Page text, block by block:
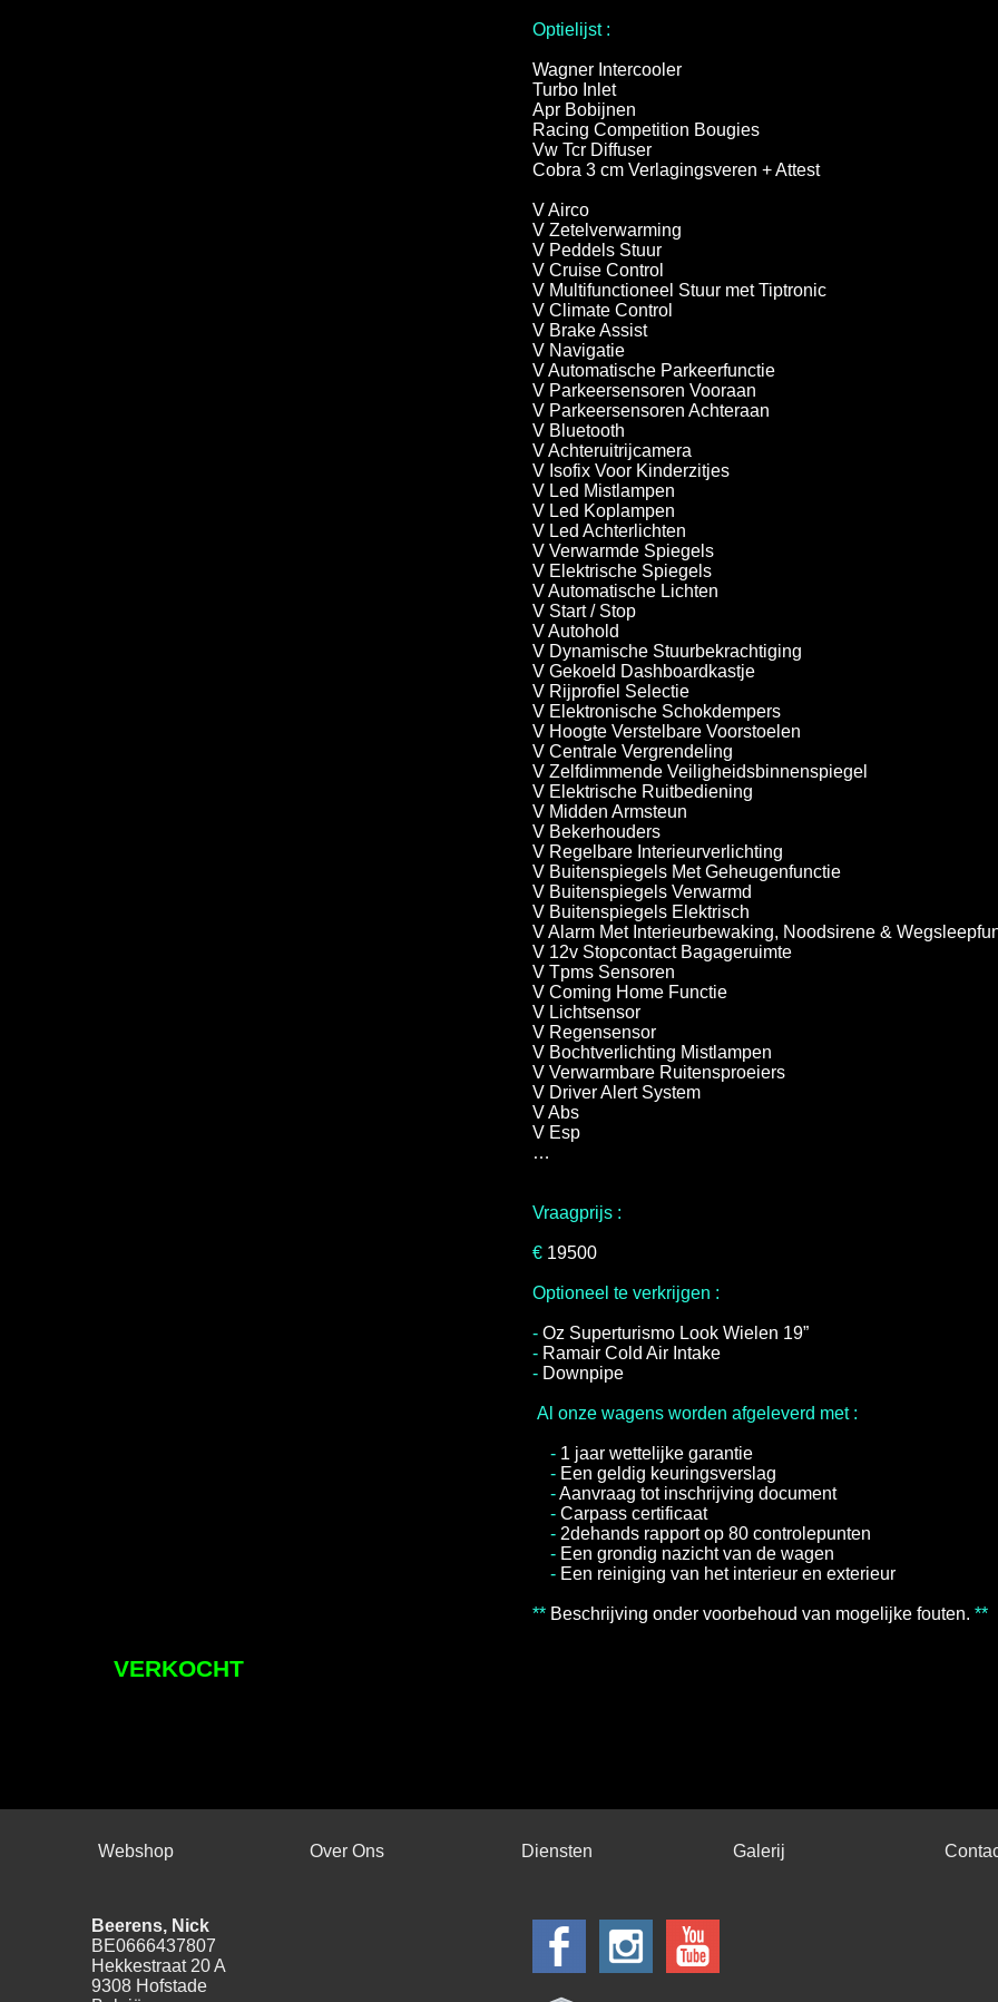
Optielijst :
Wagner Intercooler
Turbo Inlet
Apr Bobijnen
Racing Competition Bougies
Vw Tcr Diffuser
Cobra 3 cm Verlagingsveren + Attest
V Airco
V Zetelverwarming
V Peddels Stuur
V Cruise Control
V Multifunctioneel Stuur met Tiptronic
V Climate Control
V Brake Assist
V Navigatie
V Automatische Parkeerfunctie
V Parkeersensoren Vooraan
V Parkeersensoren Achteraan
V Bluetooth
V Achteruitrijcamera
V Isofix Voor Kinderzitjes
V Led Mistlampen
V Led Koplampen
V Led Achterlichten
V Verwarmde Spiegels
V Elektrische Spiegels
V Automatische Lichten
V Start / Stop
V Autohold
V Dynamische Stuurbekrachtiging
V Gekoeld Dashboardkastje
V Rijprofiel Selectie
V Elektronische Schokdempers
V Hoogte Verstelbare Voorstoelen
V Centrale Vergrendeling
V Zelfdimmende Veiligheidsbinnenspiegel
V Elektrische Ruitbediening
V Midden Armsteun
V Bekerhouders
V Regelbare Interieurverlichting
V Buitenspiegels Met Geheugenfunctie
V Buitenspiegels Verwarmd
V Buitenspiegels Elektrisch
V Alarm Met Interieurbewaking, Noodsirene &
V 12v Stopcontact Bagageruimte
V Tpms Sensoren
V Coming Home Functie
V Lichtsensor
V Regensensor
V Bochtverlichting Mistlampen
V Verwarmbare Ruitensproeiers
V Driver Alert System
V Abs
V Esp
…
Vraagprijs :
€19500
Optioneel te verkrijgen :
-Oz Superturismo Look Wielen 19”
-Ramair Cold Air Intake
-Downpipe
Al onze wagens worden afgeleverd met :
-1 jaar wettelijke garantie
-Een geldig keuringsverslag
-Aanvraag tot inschrijving document
-Carpass certificaat
-2dehands rapport op 80 controlepunten
- Een grondig nazicht van de wagen
-Een reiniging van het interieur en exterieur
**Beschrijving onder voorbehoud van mogelijke fouten. **
VERKOCHT
Webshop Over Ons Diensten Galerij
Beerens, Nick
BE0666437807
Hekkestraat 20 A
9308 Hofstade